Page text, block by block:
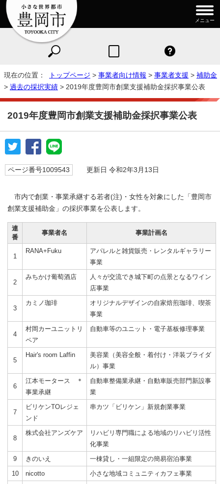
メニュー
現在の位置： トップページ > 事業者向け情報 > 事業者支援 > 補助金
> 過去の採択実績 > 2019年度豊岡市創業支援補助金採択事業公表
2019年度豊岡市創業支援補助金採択事業公表
ページ番号1009543 更新日 令和2年3月13日
市内で創業・事業承継する若者(注)・女性を対象にした「豊岡市
創業支援補助金」の採択事業を公表します。
連
番
事業者名 事業計画名
1
RANA+Fuku
アパレルと雑貨販売・レンタルギャラリー
事業
2
みちかけ葡萄酒店
人々が交流でき城下町の点景となるワイン
店事業
3
カミノ珈琲
オリジナルデザインの自家焙煎珈琲、喫茶
事業
4
村岡カーユニットリ
ペア
自動車等のユニット・電子基板修理事業
5
Hair's room Laffin
美容業（美容全般・着付け・洋装ブライダ
ル）事業
6
江本モータース ＊
事業承継
自動車整備業承継・自動車販売部門新設事
業
7
ビリケンTOレジェ
ンド
串カツ「ビリケン」新規創業事業
8
株式会社アンズケア
リハビリ専門職による地域のリハビリ活性
化事業
9
きのいえ
一棟貸し・一組限定の簡易宿泊事業
10
nicotto 小さな地域コミュニティカフェ事業